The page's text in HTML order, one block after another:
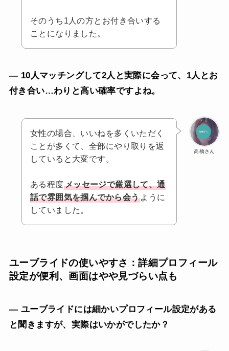
そのうち1人の方とお付き合いする
ことになりました。
— 10人マッチングして2人と実際に会って、1人とお
付き合い…わりと高い確率ですよね。
高橋さん
女性の場合、いいねを多くいただく
ことが多くて、全部にやり取りを返
していると大変です。
ある程度メッセージで厳選して、通
話で雰囲気を掴んでから会う ように
していました。
ユーブライドの使いやすさ：詳細プロフィール
設定が便利、画面はやや見づらい点も
— ユーブライドには細かいプロフィール設定がある
と聞きますが、実際はいかがでしたか？